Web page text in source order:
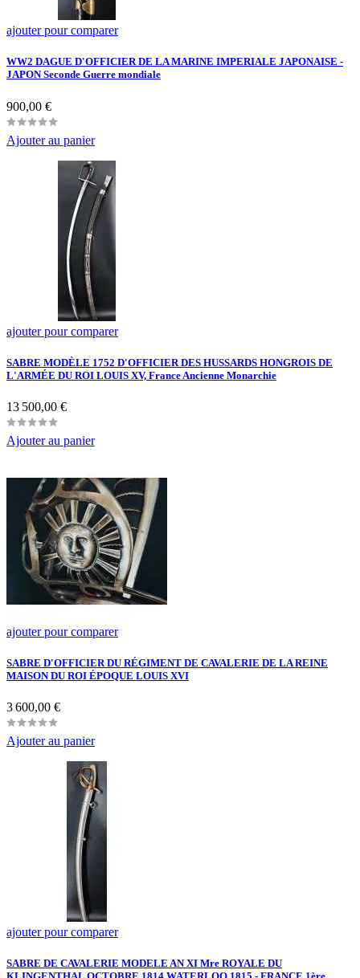
ajouter pour comparer
WW2 DAGUE D'OFFICIER DE LA MARINE IMPERIALE JAPONAISE -
JAPON Seconde Guerre mondiale
Prix
900,00 €
Ajouter au panier
ajouter pour comparer
SABRE MODÈLE 1752 D'OFFICIER DES HUSSARDS HONGROIS DE
L'ARMÉE DU ROI LOUIS XV, France Ancienne Monarchie
Prix
13 500,00 €
Ajouter au panier
ajouter pour comparer
SABRE D'OFFICIER DU RÉGIMENT DE CAVALERIE DE LA REINE
MAISON DU ROI ÉPOQUE LOUIS XVI
Prix
3 600,00 €
Ajouter au panier
ajouter pour comparer
SABRE DE CAVALERIE MODELE AN XI Mre ROYALE DU